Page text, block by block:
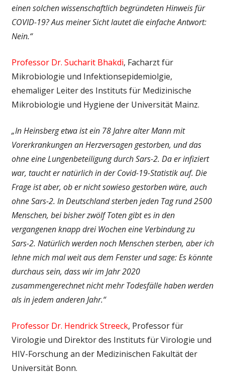
einen solchen wissenschaftlich begründeten Hinweis für
COVID-19? Aus meiner Sicht lautet die einfache Antwort:
Nein.“
Professor Dr. Sucharit Bhakdi, Facharzt für
Mikrobiologie und Infektionsepidemiolgie,
ehemaliger Leiter des Instituts für Medizinische
Mikrobiologie und Hygiene der Universität Mainz.
„In Heinsberg etwa ist ein 78 Jahre alter Mann mit
Vorerkrankungen an Herzversagen gestorben, und das
ohne eine Lungenbeteiligung durch Sars-2. Da er infiziert
war, taucht er natürlich in der Covid-19-Statistik auf. Die
Frage ist aber, ob er nicht sowieso gestorben wäre, auch
ohne Sars-2. In Deutschland sterben jeden Tag rund 2500
Menschen, bei bisher zwölf Toten gibt es in den
vergangenen knapp drei Wochen eine Verbindung zu
Sars-2. Natürlich werden noch Menschen sterben, aber ich
lehne mich mal weit aus dem Fenster und sage: Es könnte
durchaus sein, dass wir im Jahr 2020
zusammengerechnet nicht mehr Todesfälle haben werden
als in jedem anderen Jahr.“
Professor Dr. Hendrick Streeck, Professor für
Virologie und Direktor des Instituts für Virologie und
HIV-Forschung an der Medizinischen Fakultät der
Universität Bonn.